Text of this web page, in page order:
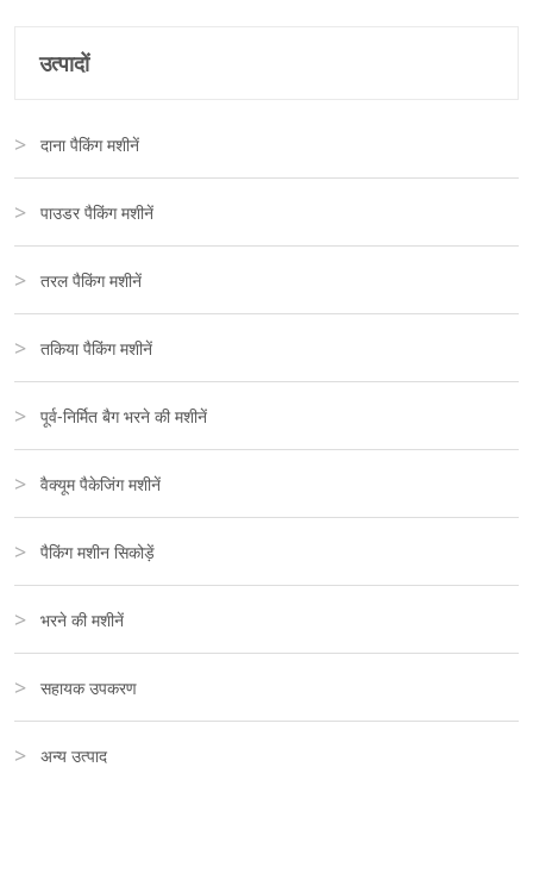
उत्पादों
दाना पैकिंग मशीनें
पाउडर पैकिंग मशीनें
तरल पैकिंग मशीनें
तकिया पैकिंग मशीनें
पूर्व-निर्मित बैग भरने की मशीनें
वैक्यूम पैकेजिंग मशीनें
पैकिंग मशीन सिकोड़ें
भरने की मशीनें
सहायक उपकरण
अन्य उत्पाद